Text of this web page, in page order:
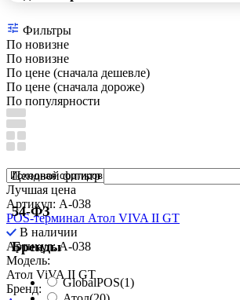
Фильтры
По новизне
По новизне
По цене (сначала дешевле)
По цене (сначала дороже)
По популярности
Ценовой фильтр
54-ФЗ
Бренды
GlobalPOS(1)
Лучшая цена
Артикул: A-038
POS-терминал Aтол VIVA II GT
В наличии
Артикул: A-038
Модель:
Атол ViVA II GT
Бренд: